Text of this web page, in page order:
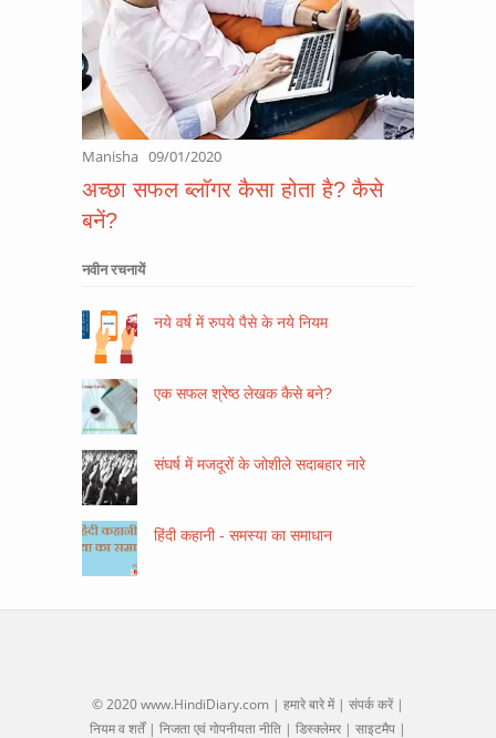
Manisha 09/01/2020
अच्छा सफल ब्लॉगर कैसा होता है? कैसे
बनें?
नवीन रचनायें
नये वर्ष में रुपये पैसे के नये नियम
एक सफल श्रेष्ठ लेखक कैसे बने?
संघर्ष में मजदूरों के जोशीले सदाबहार नारे
हिंदी कहानी - समस्या का समाधान
© 2020www.HindiDiary.com | हमारे बारे में | संपर्क करें |
नियम व शर्तें| निजता एवं गोपनीयता नीति | डिस्क्लेमर | साइटमैप |